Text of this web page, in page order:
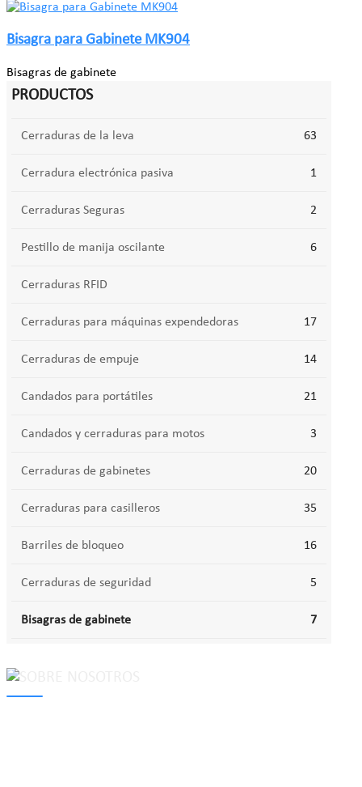
Bisagra para Gabinete MK904
Bisagras de gabinete
PRODUCTOS
Cerraduras de la leva 63
Cerradura electrónica pasiva 1
Cerraduras Seguras 2
Pestillo de manija oscilante 6
Cerraduras RFID
Cerraduras para máquinas expendedoras 17
Cerraduras de empuje 14
Candados para portátiles 21
Candados y cerraduras para motos 3
Cerraduras de gabinetes 20
Cerraduras para casilleros 35
Barriles de bloqueo 16
Cerraduras de seguridad 5
Bisagras de gabinete 7